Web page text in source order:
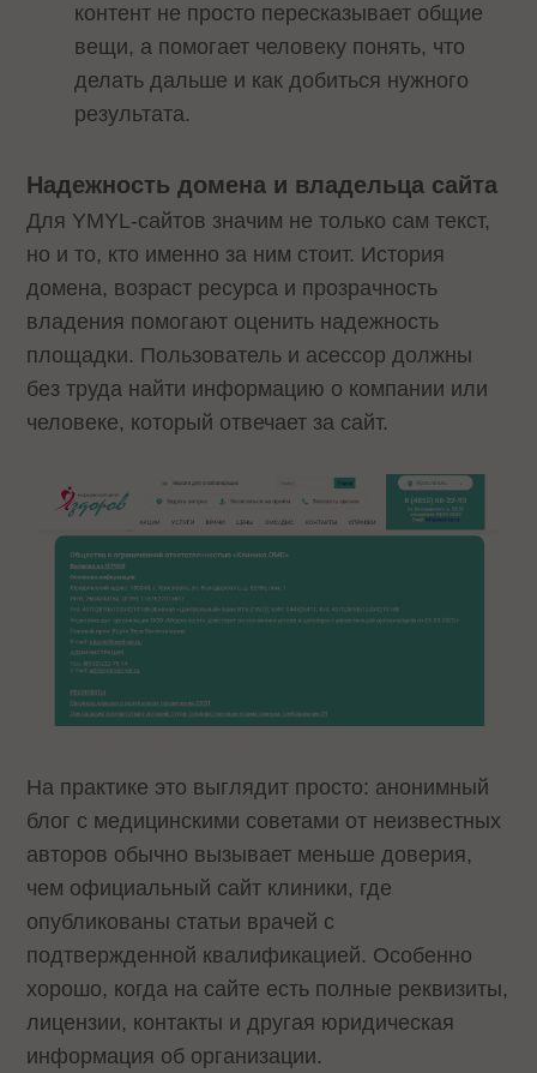
контент не просто пересказывает общие
вещи, а помогает человеку понять, что
делать дальше и как добиться нужного
результата.
Надежность домена и владельца сайта
Для YMYL-сайтов значим не только сам текст,
но и то, кто именно за ним стоит. История
домена, возраст ресурса и прозрачность
владения помогают оценить надежность
площадки. Пользователь и асессор должны
без труда найти информацию о компании или
человеке, который отвечает за сайт.
На практике это выглядит просто: анонимный
блог с медицинскими советами от неизвестных
авторов обычно вызывает меньше доверия,
чем официальный сайт клиники, где
опубликованы статьи врачей с
подтвержденной квалификацией. Особенно
хорошо, когда на сайте есть полные реквизиты,
лицензии, контакты и другая юридическая
информация об организации.